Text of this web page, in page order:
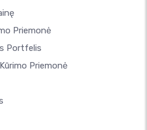
Priemonė
Portfelis
Priemonė